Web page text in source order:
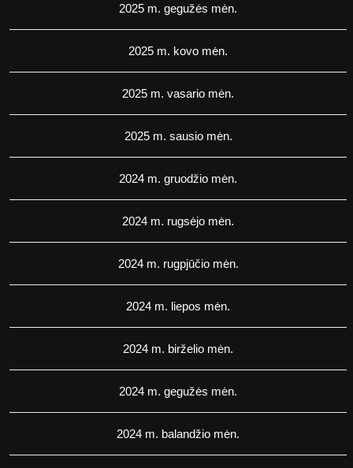
2025 m. gegužės mėn.
2025 m. kovo mėn.
2025 m. vasario mėn.
2025 m. sausio mėn.
2024 m. gruodžio mėn.
2024 m. rugsėjo mėn.
2024 m. rugpjūčio mėn.
2024 m. liepos mėn.
2024 m. birželio mėn.
2024 m. gegužės mėn.
2024 m. balandžio mėn.